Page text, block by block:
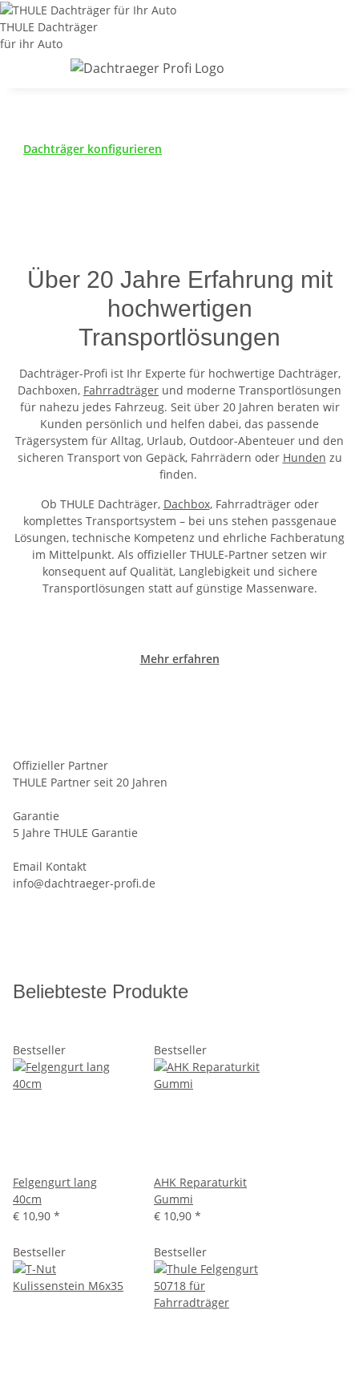
THULE Dachträger
für ihr Auto
Dachträger konfigurieren
Über 20 Jahre Erfahrung mit
hochwertigen
Transportlösungen
Dachträger-Profi ist Ihr Experte für hochwertige Dachträger,
Dachboxen, Fahrradträger und moderne Transportlösungen
für nahezu jedes Fahrzeug. Seit über 20 Jahren beraten wir
Kunden persönlich und helfen dabei, das passende
Trägersystem für Alltag, Urlaub, Outdoor-Abenteuer und den
sicheren Transport von Gepäck, Fahrrädern oder Hunden zu
finden.
Ob THULE Dachträger, Dachbox, Fahrradträger oder
komplettes Transportsystem – bei uns stehen passgenaue
Lösungen, technische Kompetenz und ehrliche Fachberatung
im Mittelpunkt. Als offizieller THULE-Partner setzen wir
konsequent auf Qualität, Langlebigkeit und sichere
Transportlösungen statt auf günstige Massenware.
Mehr erfahren
Offizieller Partner
THULE Partner seit 20 Jahren
Garantie
5 Jahre THULE Garantie
Email Kontakt
info@dachtraeger-profi.de
Beliebteste Produkte
Bestseller
Felgengurt lang
40cm
€ 10,90 *
Bestseller
AHK Reparaturkit
Gummi
€ 10,90 *
Bestseller Bestseller